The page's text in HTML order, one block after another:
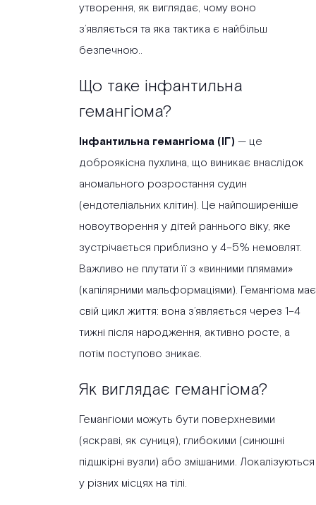
утворення, як виглядає, чому воно
з’являється та яка тактика є найбільш
безпечною..
Що таке інфантильна
гемангіома?
Інфантильна гемангіома (ІГ) — це
доброякісна пухлина, що виникає внаслідок
аномального розростання судин
(ендотеліальних клітин). Це найпоширеніше
новоутворення у дітей раннього віку, яке
зустрічається приблизно у 4–5% немовлят.
Важливо не плутати її з «винними плямами»
(капілярними мальформаціями). Гемангіома має
свій цикл життя: вона з’являється через 1–4
тижні після народження, активно росте, а
потім поступово зникає.
Як виглядає гемангіома?
Гемангіоми можуть бути поверхневими
(яскраві, як суниця), глибокими (синюшні
підшкірні вузли) або змішаними. Локалізуються
у різних місцях на тілі.